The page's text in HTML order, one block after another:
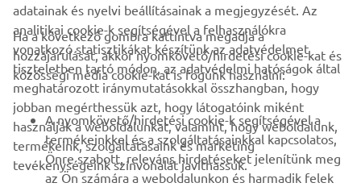
Olvassa el Adatvédelmi szabályzatunkat, hogy megtudja, hogyan
kezeljük személyes adatait:Adatvédelmi Szabályzat
Hungary (Hungarian)
© Copyright - 2026 Yamaha Motor Europe N.V. - All Rights
adatainak és nyelvi beállításainak a megjegyzését. Az
analitikai cookie-k segítségével a felhasználókra
vonatkozó statisztikákat készítünk az adatvédelmet
tiszteletben tartó módon, az adatvédelmi hatóságok által
meghatározott iránymutatásokkal összhangban, hogy
jobban megérthessük azt, hogy látogatóink miként
használják a weboldalunkat, valamint, hogy weboldalunk,
termékeink, szolgáltatásaink és marketing
tevékenységeink színvonalát javíthassuk.
Ha a következő gombra kattintva megadja a
hozzájárulását, akkor nyomkövető/hirdetési cookie-kat és
közösségi média cookie-kat is fogunk használni:
A nyomkövető/hirdetési cookie-k segítségével a
termékeinkkel és a szolgáltatásainkkal kapcsolatos,
Önre szabott, releváns hirdetéseket jelenítünk meg
az Ön számára a weboldalunkon és harmadik felek